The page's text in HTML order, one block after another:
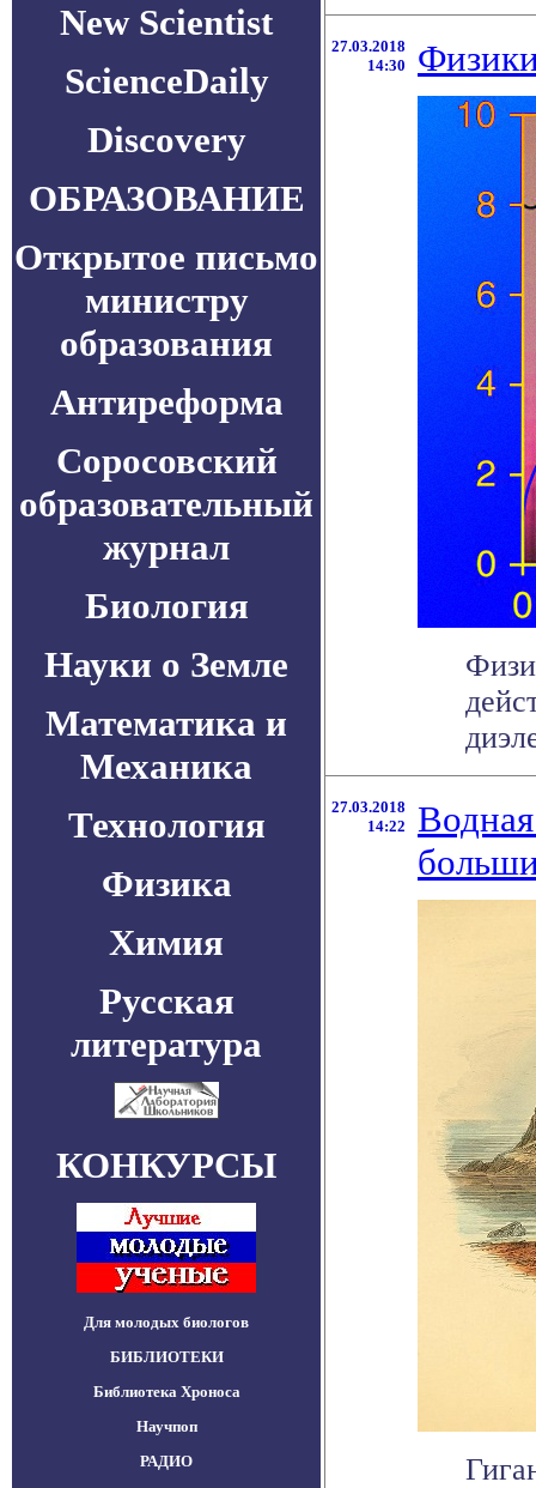
New Scientist
ScienceDaily
Discovery
ОБРАЗОВАНИЕ
Открытое письмо
министру
образования
Антиреформа
Соросовский
образовательный
журнал
Биология
Науки о Земле
Математика и
Механика
Технология
Физика
Химия
Русская
литература
КОНКУРСЫ
Для молодых биологов
БИБЛИОТЕКИ
Библиотека Хроноса
Научпоп
РАДИО
27.03.2018
14:30
27.03.2018
14:22